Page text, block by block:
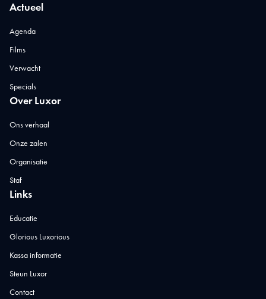
Actueel
Agenda
Films
Verwacht
Specials
Over Luxor
Ons verhaal
Onze zalen
Organisatie
Staf
Links
Educatie
Glorious Luxorious
Kassa informatie
Steun Luxor
Contact